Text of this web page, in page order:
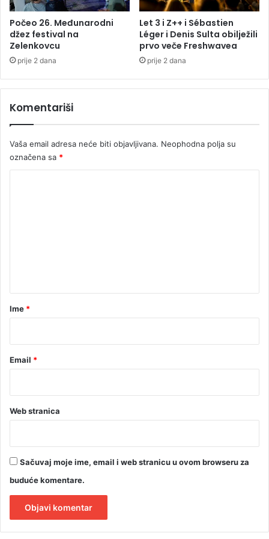
a
p
r
i
n
i
m
N
D
H
Počeo 26. Međunarodni
džez festival na
Zelenkovcu
prije 2 dana
Let 3 i Z++ i Sébastien
Léger i Denis Sulta obilježili
prvo veče Freshwavea
prije 2 dana
Komentariši
Vaša email adresa neće biti objavljivana. Neophodna polja su
označena sa *
rIme *
Email *
Web stranica
Sačuvaj moje ime, email i web stranicu u ovom browseru za
buduće komentare.